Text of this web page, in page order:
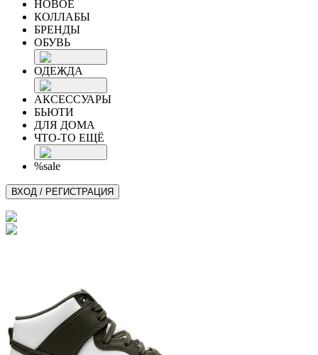
НОВОЕ
КОЛЛАБЫ
БРЕНДЫ
ОБУВЬ
ОДЕЖДА
АКСЕССУАРЫ
БЬЮТИ
ДЛЯ ДОМА
ЧТО-ТО ЕЩЁ
%sale
ВХОД / РЕГИСТРАЦИЯ